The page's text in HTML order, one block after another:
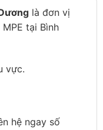
là đơn vị
tại Bình
vực.
hệ ngay số